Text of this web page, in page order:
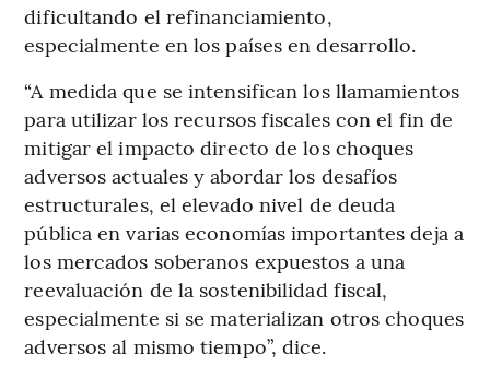
dificultando el refinanciamiento,
especialmente en los países en desarrollo.
“A medida que se intensifican los llamamientos
para utilizar los recursos fiscales con el fin de
mitigar el impacto directo de los choques
adversos actuales y abordar los desafíos
estructurales, el elevado nivel de deuda
pública en varias economías importantes deja a
los mercados soberanos expuestos a una
reevaluación de la sostenibilidad fiscal,
especialmente si se materializan otros choques
adversos al mismo tiempo”, dice.